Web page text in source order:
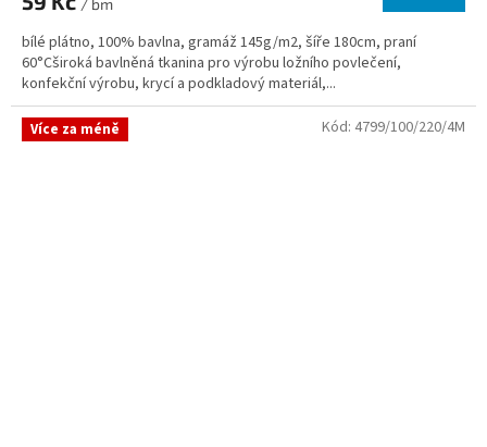
/ bm
bílé plátno, 100% bavlna, gramáž 145g/m2, šíře 180cm, praní
60°Cširoká bavlněná tkanina pro výrobu ložního povlečení,
konfekční výrobu, krycí a podkladový materiál,...
Více za méně Kód: 4799/100/220/4M